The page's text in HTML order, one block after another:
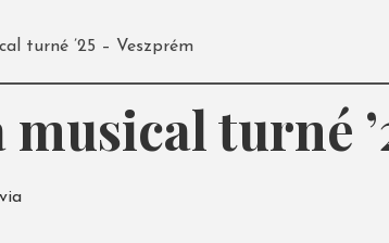
turné ’25 – Veszprém
musical turné